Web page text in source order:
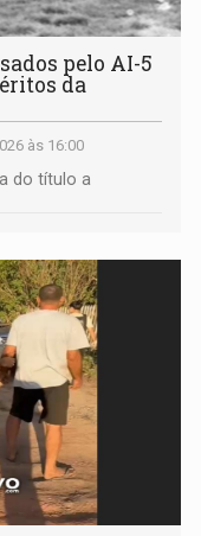
pelo AI-5
da
às 16:00
do título a